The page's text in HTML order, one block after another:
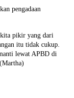
pengadaan
pikir yang dari
itu tidak cukup.
lewat APBD di